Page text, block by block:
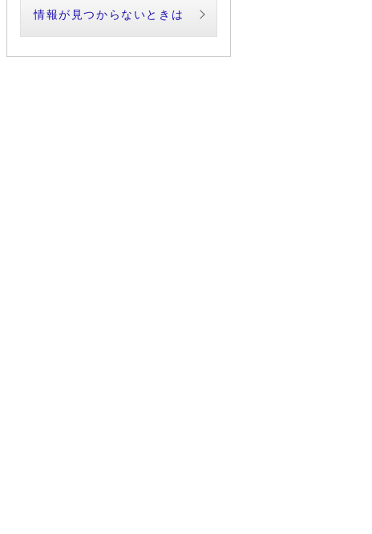
情報が見つからないときは